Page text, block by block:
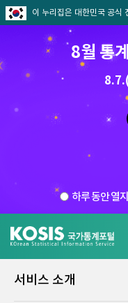
이 누리집은 대한민국 공식
8월 통
하루 동안 열
서비스 소개